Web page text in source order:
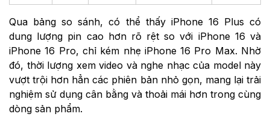
Qua bảng so sánh, có thể thấy iPhone 16 Plus có
dung lượng pin cao hơn rõ rệt so với iPhone 16 và
iPhone 16 Pro, chỉ kém nhẹ iPhone 16 Pro Max. Nhờ
đó, thời lượng xem video và nghe nhạc của model này
vượt trội hơn hẳn các phiên bản nhỏ gọn, mang lại trải
nghiệm sử dụng cân bằng và thoải mái hơn trong cùng
dòng sản phẩm.